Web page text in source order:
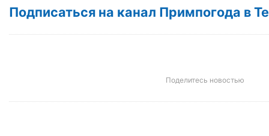
Подписаться на канал Примпогода в
Поделитесь новостью